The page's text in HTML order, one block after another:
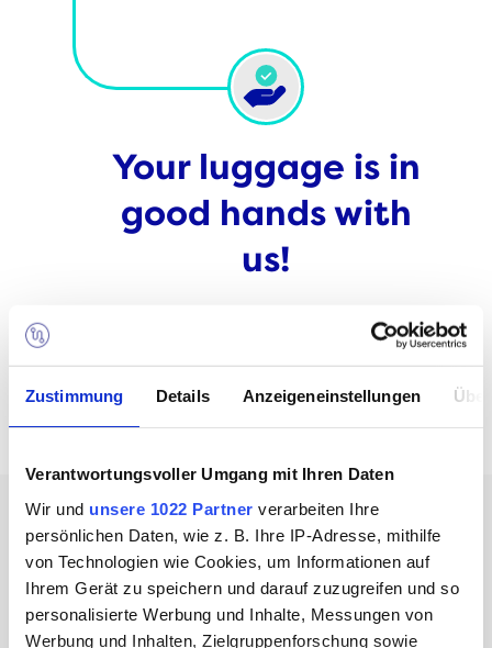
Zustimmung Details Anzeigeneinstellungen
Verantwortungsvoller Umgang mit Ihren Daten
Wir und unsere 1022 Partner verarbeiten Ihre
persönlichen Daten, wie z. B. Ihre IP-Adresse, mithilfe
von Technologien wie Cookies, um Informationen auf
Ihrem Gerät zu speichern und darauf zuzugreifen und so
personalisierte Werbung und Inhalte, Messungen von
Werbung und Inhalten, Zielgruppenforschung sowie
Your luggage is in
good hands with
us!